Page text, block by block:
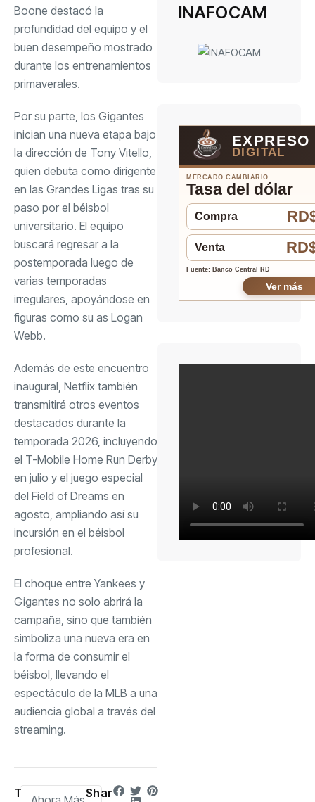
Boone destacó la
profundidad del equipo y el
buen desempeño mostrado
durante los entrenamientos
primaverales.
Por su parte, los Gigantes
inician una nueva etapa bajo
la dirección de Tony Vitello,
quien debuta como dirigente
en las Grandes Ligas tras su
paso por el béisbol
universitario. El equipo
buscará regresar a la
postemporada luego de
varias temporadas
irregulares, apoyándose en
figuras como su as Logan
Webb.
Además de este encuentro
inaugural, Netflix también
transmitirá otros eventos
destacados durante la
temporada 2026, incluyendo
el T-Mobile Home Run Derby
en julio y el juego especial
del Field of Dreams en
agosto, ampliando así su
incursión en el béisbol
profesional.
El choque entre Yankees y
Gigantes no solo abrirá la
campaña, sino que también
simboliza una nueva era en
la forma de consumir el
béisbol, llevando el
espectáculo de la MLB a una
audiencia global a través del
streaming.
T Shar
INAFOCAM
EXPRESO
DIGITAL
MERCADO CAMBIARIO
Tasa del dólar
Compra
Venta
Fuente: Banco Central RD
Ver más